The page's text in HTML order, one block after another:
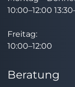
10:00–12:00
Freitag:
10:00–12:00
Beratung